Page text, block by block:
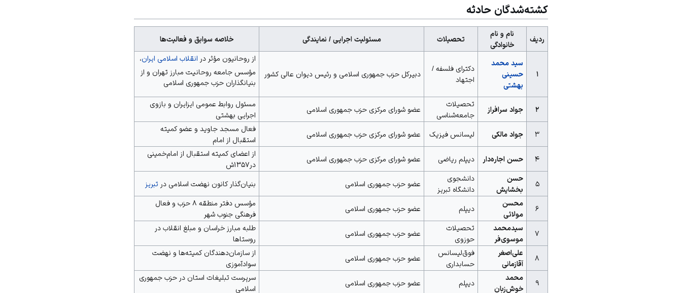
کشته‌شدگان حادثه
ردیف
نام و نام
خانوادگی
تحصیلات مسئولیت اجرایی / نمایندگی خلاصه سوابق و فعالیت‌ها
۱
سید محمد
حسینی
بهشتی
دکترای فلسفه /
اجتهاد
دبیرکل حزب جمهوری اسلامی و رئیس دیوان عالی کشور
از روحانیون مؤثر در انقلاب اسلامی ایران،
مؤسس جامعه روحانیت مبارز تهران و از
بنیانگذاران حزب جمهوری اسلامی
۲ جواد سرافراز
تحصیلات
جامعه‌شناسی
عضو شورای مرکزی حزب جمهوری اسلامی
مسئول روابط عمومی ایزایران و بازوی
اجرایی بهشتی
۳ جواد مالکی لیسانس فیزیک عضو شورای مرکزی حزب جمهوری اسلامی
فعال مسجد جاویدو عضو کمیته
استقبال از امام
۴ حسن اجاره‌دار دیپلم ریاضی عضو شورای مرکزی حزب جمهوری اسلامی
از اعضای کمیته استقبال از امام‌خمینی
در۱۳۵۷ش
۵
حسن
بخشایش
دانشجوی
دانشگاه تبریز
عضو حزب جمهوری اسلامی بنیان‌گذار کانون نهضت اسلامی در تبریز
۶
محسن
مولائی
دیپلم عضو حزب جمهوری اسلامی
مؤسس دفتر منطقه ۸ حزب و فعال
فرهنگی جنوب شهر
۷
سیدمحمد
موسوی‌فر
تحصیلات
حوزوی
عضو حزب جمهوری اسلامی
طلبه مبارز خراسان و مبلغ انقلاب در
روستاها
۸
علی‌اصغر
آقازمانی
فوق‌لیسانس
حسابداری
عضو حزب جمهوری اسلامی
از سازمان‌دهندگان کمیته‌ها و نهضت
سوادآموزی
۹
محمد
خوش‌زبان
دیپلم عضو حزب جمهوری اسلامی
سرپرست تبلیغات استان در حزب جمهوری
اسلامی